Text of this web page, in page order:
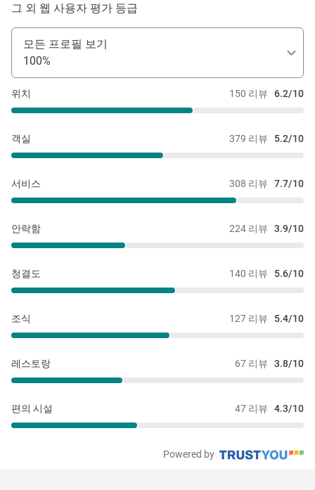
그 외 웹 사용자 평가 등급
모든 프로필 보기
100%
150 리뷰 6.2/10
위치
379 리뷰 5.2/10
객실
308 리뷰 7.7/10
서비스
224 리뷰 3.9/10
안락함
140 리뷰 5.6/10
청결도
127 리뷰 5.4/10
조식
67 리뷰 3.8/10
레스토랑
47 리뷰 4.3/10
편의 시설
Powered by